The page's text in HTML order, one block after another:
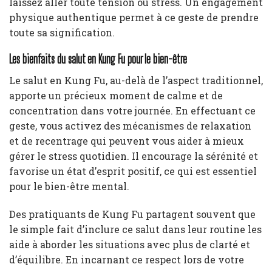
physique authentique permet à ce geste de prendre
toute sa signification.
Les bienfaits du salut en Kung Fu pour le bien-être
Le salut en Kung Fu, au-delà de l’aspect traditionnel,
apporte un précieux moment de calme et de
concentration dans votre journée. En effectuant ce
geste, vous activez des mécanismes de relaxation
et de recentrage qui peuvent vous aider à mieux
gérer le stress quotidien. Il encourage la sérénité et
favorise un état d’esprit positif, ce qui est essentiel
pour le bien-être mental.
Des pratiquants de Kung Fu partagent souvent que
le simple fait d’inclure ce salut dans leur routine les
aide à aborder les situations avec plus de clarté et
d’équilibre. En incarnant ce respect lors de votre